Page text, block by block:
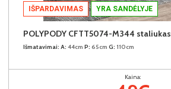
IŠPARDAVIMAS YRA SANDĖLYJE
POLYPODY CFTT5074-M344 staliukas
Išmatavimai: A: 44cm P: 65cm G: 110cm
Kaina: